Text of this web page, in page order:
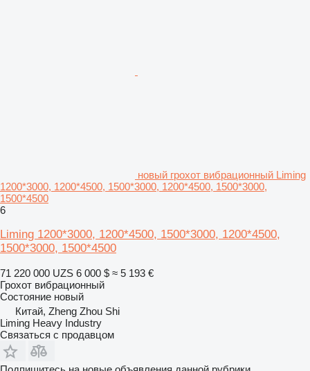
новый грохот вибрационный Liming
1200*3000, 1200*4500, 1500*3000, 1200*4500, 1500*3000,
1500*4500
6
Liming 1200*3000, 1200*4500, 1500*3000, 1200*4500,
1500*3000, 1500*4500
71 220 000 UZS 6 000 $ ≈ 5 193 €
Грохот вибрационный
Состояние новый
Китай, Zheng Zhou Shi
Liming Heavy Industry
Связаться с продавцом